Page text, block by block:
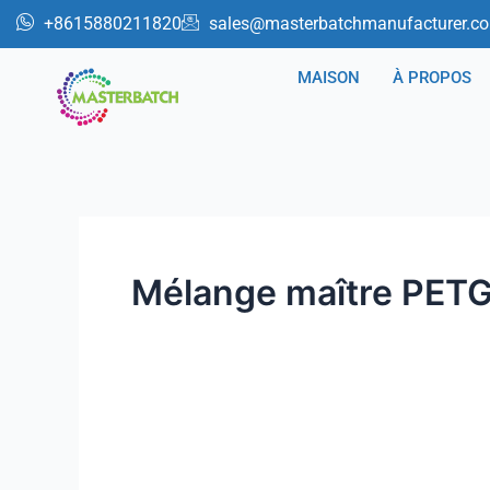
Aller +8615880211820
MAISON À PROPOS
Mélange maître